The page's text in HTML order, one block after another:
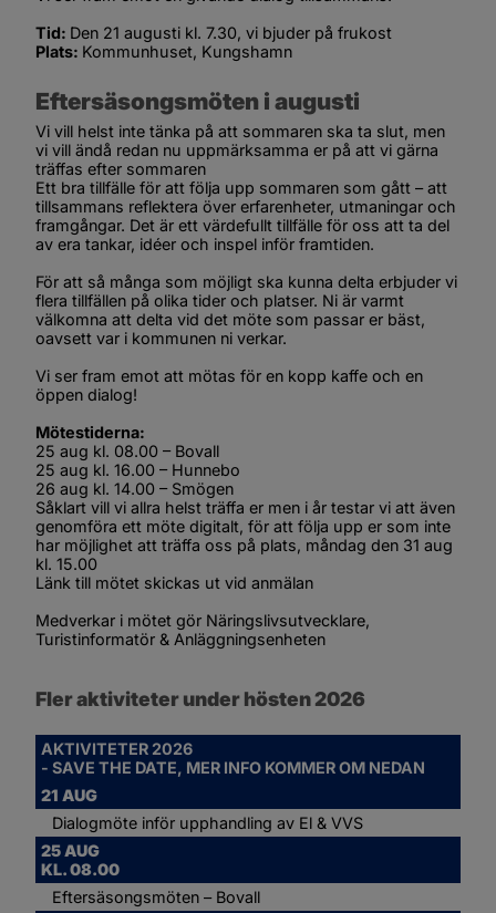
Tid: Den 21 augusti kl. 7.30, vi bjuder på frukost
Plats: Kommunhuset, Kungshamn
Eftersäsongsmöten i augusti
Vi vill helst inte tänka på att sommaren ska ta slut, men
vi vill ändå redan nu uppmärksamma er på att vi gärna
träffas efter sommaren
Ett bra tillfälle för att följa upp sommaren som gått – att
tillsammans reflektera över erfarenheter, utmaningar och
framgångar. Det är ett värdefullt tillfälle för oss att ta del
av era tankar, idéer och inspel inför framtiden.
För att så många som möjligt ska kunna delta erbjuder vi
flera tillfällen på olika tider och platser. Ni är varmt
välkomna att delta vid det möte som passar er bäst,
oavsett var i kommunen ni verkar.
Vi ser fram emot att mötas för en kopp kaffe och en
öppen dialog!
Mötestiderna:
25 aug kl. 08.00 – Bovall
25 aug kl. 16.00 – Hunnebo
26 aug kl. 14.00 – Smögen
Såklart vill vi allra helst träffa er men i år testar vi att även
genomföra ett möte digitalt, för att följa upp er som inte
har möjlighet att träffa oss på plats, måndag den 31 aug
kl. 15.00
Länk till mötet skickas ut vid anmälan
Medverkar i mötet gör Näringslivsutvecklare,
Turistinformatör & Anläggningsenheten
Fler aktiviteter under hösten 2026
AKTIVITETER 2026
- SAVE THE DATE, MER INFO KOMMER OM NEDAN
21 AUG
Dialogmöte inför upphandling av El & VVS
25 AUG
KL. 08.00
Eftersäsongsmöten – Bovall